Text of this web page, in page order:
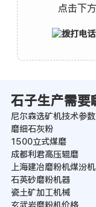
点击下
石子生产需要
尼尔森选矿机技术参数
磨细石灰粉
1500立式煤磨
成都利君高压辊磨
上海建冶磨粉机煤汾机
石英砂磨粉机器
瓷土矿加工机械